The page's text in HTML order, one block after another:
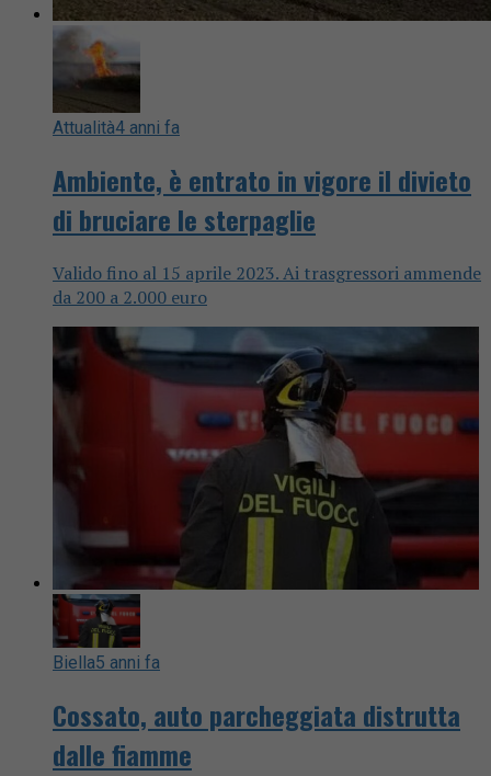
Attualità4 anni fa
Ambiente, è entrato in vigore il divieto
di bruciare le sterpaglie
Valido fino al 15 aprile 2023. Ai trasgressori ammende
da 200 a 2.000 euro
Biella5 anni fa
Cossato, auto parcheggiata distrutta
dalle fiamme